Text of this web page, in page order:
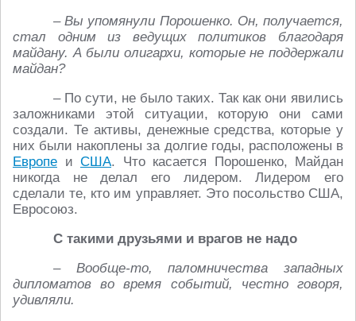
– Вы упомянули Порошенко. Он, получается,
стал одним из ведущих политиков благодаря
майдану. А были олигархи, которые не поддержали
майдан?
– По сути, не было таких. Так как они явились
заложниками этой ситуации, которую они сами
создали. Те активы, денежные средства, которые у
них были накоплены за долгие годы, расположены в
Европе и США. Что касается Порошенко, Майдан
никогда не делал его лидером. Лидером его
сделали те, кто им управляет. Это посольство США,
Евросоюз.
С такими друзьями и врагов не надо
– Вообще-то, паломничества западных
дипломатов во время событий, честно говоря,
удивляли.